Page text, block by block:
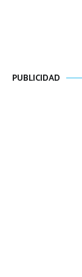
PUBLICIDAD